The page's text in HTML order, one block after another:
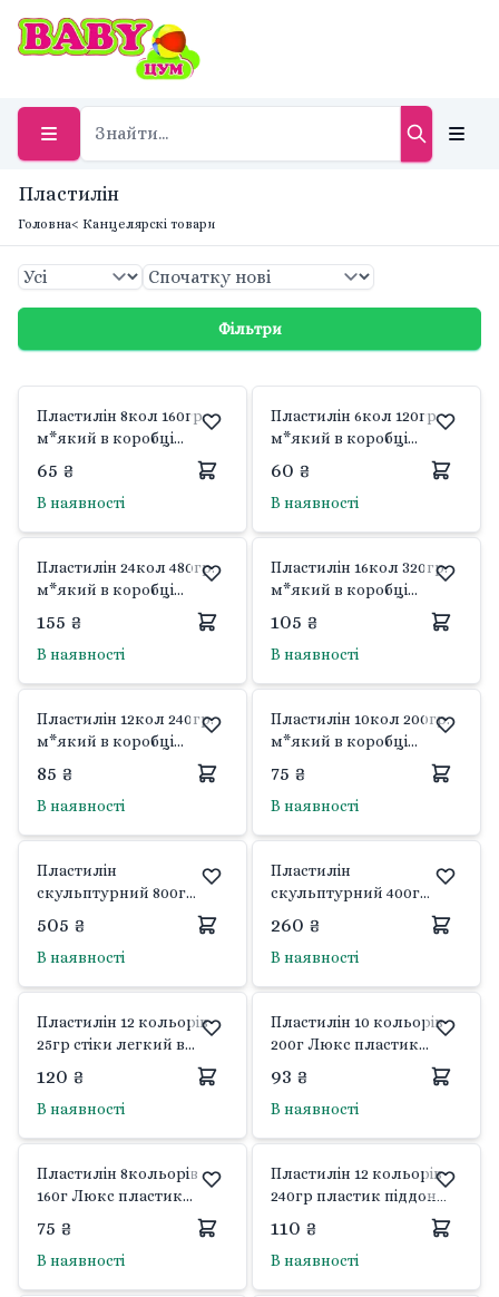
Пластилін
Головна< Канцелярскі товари
Фільтри
Пластилін 8кол 160гр.
м*який в коробці
22*8*1,5см 6-431 Барвінок
65 ₴
В наявності
Пластилін 6кол 120гр.
м*який в коробці
17*8*1,5см 6-430 Барвінок
60 ₴
В наявності
Пластилін 24кол 480гр.
м*який в коробці
22*8*1,5см 6-435 Барвінок
155 ₴
В наявності
Пластилін 16кол 320гр.
м*який в коробці
22*8*1,5см 6-434 Барвінок
105 ₴
В наявності
Пластилін 12кол 240гр.
м*який в коробці
Барвінок
85 ₴
В наявності
Пластилін 10кол 200гр.
м*який в коробці
Барвінок
75 ₴
В наявності
Пластилін
скульптурний 800г
твердий білий 402304
Гамма
505 ₴
В наявності
Пластилін
скульптурний 400г
твердий білий 401304
Гамма
260 ₴
В наявності
Пластилін 12 кольорів
25гр стіки легкий в
Josefotten
120 ₴
В наявності
Пластилін 10 кольорів
200г Люкс пластик
піддон стік у коробці
17*15*2см 1123 Qiaoyi
93 ₴
В наявності
Пластилін 8кольорів
160г Люкс пластик
піддон стік у коробці
17*12*1.5см 1122 Qiaoyi
75 ₴
В наявності
Пластилін 12 кольорів
240гр пластик піддон
стік у коробці 17*17*1.5см
1125 Qiaoyi
110 ₴
В наявності